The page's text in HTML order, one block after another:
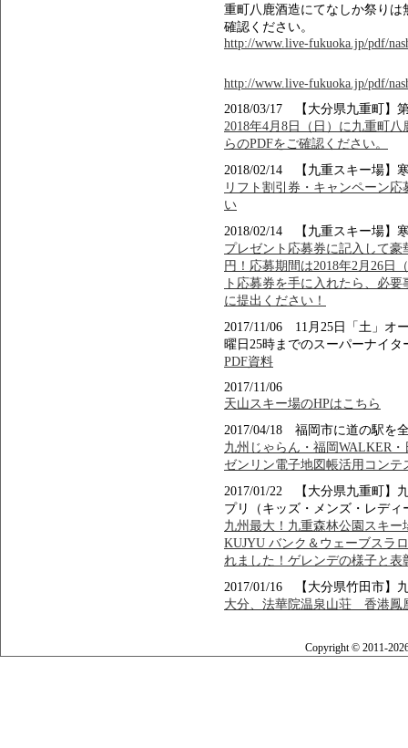
重町八鹿酒造にてなしか祭り
確認ください。
http://www.live-fukuoka.jp/pdf/
http://www.live-fukuoka.jp/pdf/
2018/03/17 【大分県九重町】
2018年4月8日（日）に九重町
らのPDFをご確認ください。
2018/02/14 【九重スキー場】
リフト割引券・キャンペーン
い
2018/02/14 【九重スキー場】
プレゼント応募券に記入して豪
円！応募期間は2018年2月26日
ト応募券を手に入れたら、必
に提出ください！
2017/11/06 11月25日「土」オ
曜日25時までのスーパーナイ
PDF資料
2017/11/06
天山スキー場のHPはこちら
2017/04/18 福岡市に道の駅を
九州じゃらん・福岡WALKER
ゼンリン電子地図帳活用コン
2017/01/22 【大分県九重町】
プリ（キッズ・メンズ・レデ
九州最大！九重森林公園スキー
KUJYU バンク＆ウェーブスラ
れました！ゲレンデの様子と
2017/01/16 【大分県竹田市】
大分、法華院温泉山荘 香港鳳
Copyright © 2011-